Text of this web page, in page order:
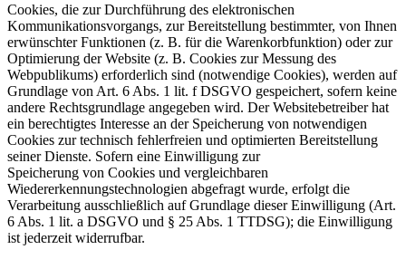
Cookies, die zur Durchführung des elektronischen
Kommunikationsvorgangs, zur Bereitstellung bestimmter, von Ihnen
erwünschter Funktionen (z. B. für die Warenkorbfunktion) oder zur
Optimierung der Website (z. B. Cookies zur Messung des
Webpublikums) erforderlich sind (notwendige Cookies), werden auf
Grundlage von Art. 6 Abs. 1 lit. f DSGVO gespeichert, sofern keine
andere Rechtsgrundlage angegeben wird. Der Websitebetreiber hat
ein berechtigtes Interesse an der Speicherung von notwendigen
Cookies zur technisch fehlerfreien und optimierten Bereitstellung
seiner Dienste. Sofern eine Einwilligung zur
Speicherung von Cookies und vergleichbaren
Wiedererkennungstechnologien abgefragt wurde, erfolgt die
Verarbeitung ausschließlich auf Grundlage dieser Einwilligung (Art.
6 Abs. 1 lit. a DSGVO und § 25 Abs. 1 TTDSG); die Einwilligung
ist jederzeit widerrufbar.